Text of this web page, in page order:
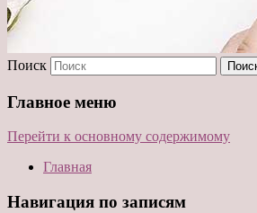
Поиск
Главное меню
Перейти к основному содержимому
Главная
Навигация по записям